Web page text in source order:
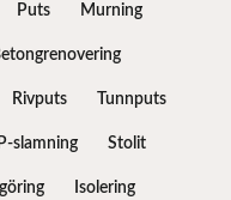
Puts Murning
Rivputs Tunnputs
slamning Stolit
Isolering